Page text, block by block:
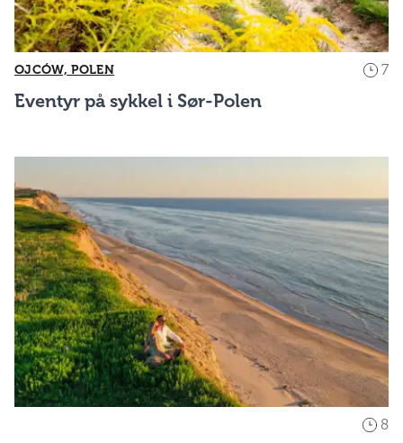
OJCÓW, POLEN 7
Eventyr på sykkel i Sør-Polen
8